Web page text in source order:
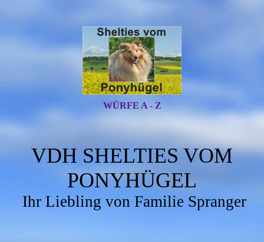
WÜRFE A - Z
VDH SHELTIES VOM
PONYHÜGEL
Ihr Liebling von Familie Spranger